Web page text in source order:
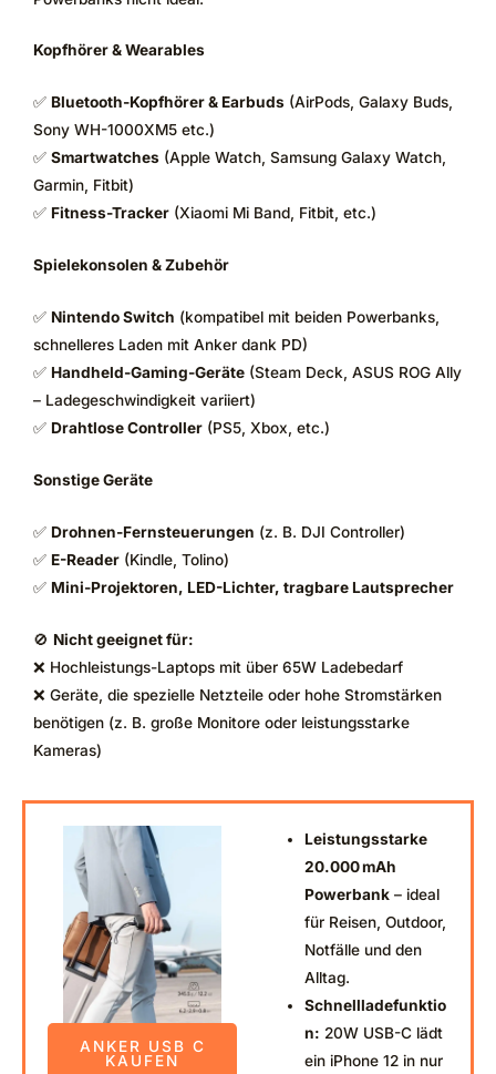
Kopfhörer & Wearables
✅ Bluetooth-Kopfhörer & Earbuds (AirPods, Galaxy Buds,
Sony WH-1000XM5 etc.)
✅ Smartwatches (Apple Watch, Samsung Galaxy Watch,
Garmin, Fitbit)
✅ Fitness-Tracker (Xiaomi Mi Band, Fitbit, etc.)
Spielekonsolen & Zubehör
✅ Nintendo Switch (kompatibel mit beiden Powerbanks,
schnelleres Laden mit Anker dank PD)
✅ Handheld-Gaming-Geräte (Steam Deck, ASUS ROG Ally
– Ladegeschwindigkeit variiert)
✅ Drahtlose Controller (PS5, Xbox, etc.)
Sonstige Geräte
✅ Drohnen-Fernsteuerungen (z. B. DJI Controller)
✅ E-Reader (Kindle, Tolino)
✅ Mini-Projektoren, LED-Lichter, tragbare Lautsprecher
🚫 Nicht geeignet für:
❌ Hochleistungs-Laptops mit über 65W Ladebedarf
❌ Geräte, die spezielle Netzteile oder hohe Stromstärken
benötigen (z. B. große Monitore oder leistungsstarke
Kameras)
ANKER USB C
KAUFEN
Leistungsstarke
20.000 mAh
Powerbank – ideal
für Reisen, Outdoor,
Notfälle und den
Alltag.
Schnellladefunktio
n: 20W USB-C lädt
ein iPhone 12 in nur